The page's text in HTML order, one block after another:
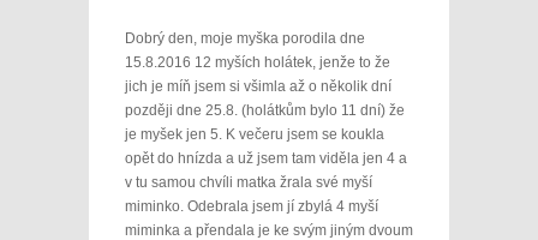
Dobrý den, moje myška porodila dne
15.8.2016 12 myších holátek, jenže to že
jich je míň jsem si všimla až o několik dní
později dne 25.8. (holátkům bylo 11 dní) že
je myšek jen 5. K večeru jsem se koukla
opět do hnízda a už jsem tam viděla jen 4 a
v tu samou chvíli matka žrala své myší
miminko. Odebrala jsem jí zbylá 4 myší
miminka a přendala je ke svým jiným dvoum